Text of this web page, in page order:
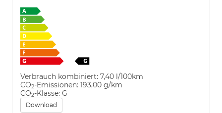
Verbrauch kombiniert: 7,40 l/100km
CO2-Emissionen: 193,00 g/km
CO2-Klasse: G
Download